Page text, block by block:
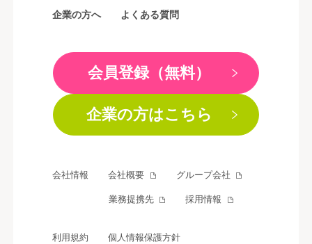
企業の方へ よくある質問
会員登録（無料）
企業の方はこちら
会社情報 会社概要 グループ会社
業務提携先 採用情報
利用規約 個人情報保護方針